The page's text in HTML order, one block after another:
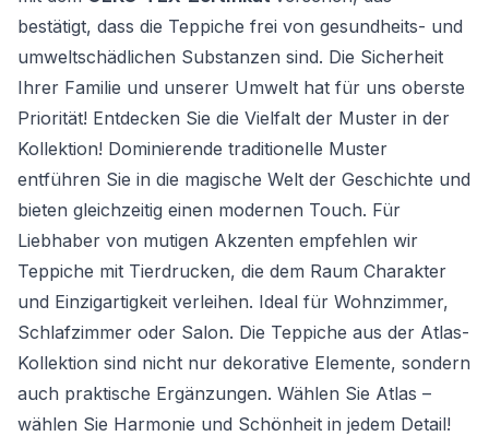
bestätigt, dass die Teppiche frei von gesundheits- und
umweltschädlichen Substanzen sind. Die Sicherheit
Ihrer Familie und unserer Umwelt hat für uns oberste
Priorität! Entdecken Sie die Vielfalt der Muster in der
Kollektion! Dominierende traditionelle Muster
entführen Sie in die magische Welt der Geschichte und
bieten gleichzeitig einen modernen Touch. Für
Liebhaber von mutigen Akzenten empfehlen wir
Teppiche mit Tierdrucken, die dem Raum Charakter
und Einzigartigkeit verleihen. Ideal für Wohnzimmer,
Schlafzimmer oder Salon. Die Teppiche aus der Atlas-
Kollektion sind nicht nur dekorative Elemente, sondern
auch praktische Ergänzungen. Wählen Sie Atlas –
wählen Sie Harmonie und Schönheit in jedem Detail!